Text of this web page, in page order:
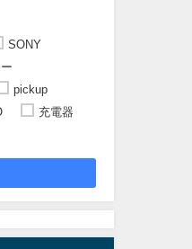
SONY
pickup
充電器